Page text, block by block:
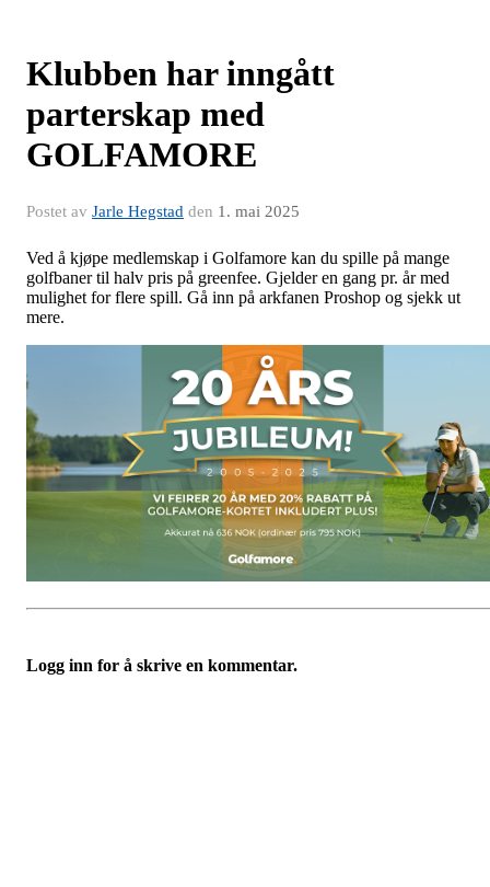
Klubben har inngått
parterskap med
GOLFAMORE
Postet av Jarle Hegstad den 1. mai 2025
Ved å kjøpe medlemskap i Golfamore kan du spille på mange
golfbaner til halv pris på greenfee. Gjelder en gang pr. år med
mulighet for flere spill. Gå inn på arkfanen Proshop og sjekk ut
mere.
Logg inn for å skrive en kommentar.